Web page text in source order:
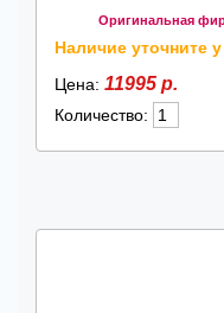
Оригинальная
Наличие уточните
Цена: 11995 р.
Количество: